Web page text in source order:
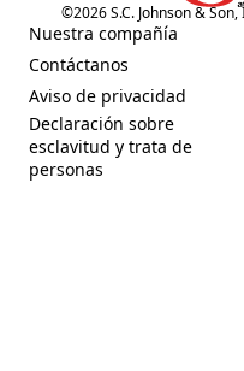
©2026S.C. Johnson &
Nuestra compañía
(Opens in a new tab)
Contáctanos
(Opens in a new tab)
Aviso de privacidad
(Opens in a new tab)
Declaración sobre
esclavitud y trata de
personas
(Opens in a new tab)